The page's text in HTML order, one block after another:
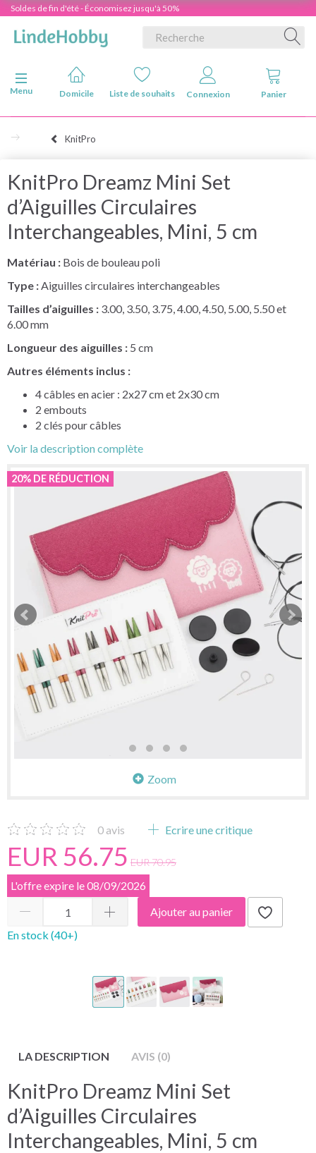
Soldes de fin d'été - Économisez jusqu'à 50%
Basculer la navigation
Menu
Domicile Liste de souhaits Connexion Panier
KnitPro
KnitPro Dreamz Mini Set
d’Aiguilles Circulaires
Interchangeables, Mini, 5 cm
Matériau : Bois de bouleau poli
Type : Aiguilles circulaires interchangeables
Tailles d’aiguilles : 3.00, 3.50, 3.75, 4.00, 4.50, 5.00, 5.50 et
6.00 mm
Longueur des aiguilles : 5 cm
Autres éléments inclus :
4 câbles en acier : 2x27 cm et 2x30 cm
2 embouts
2 clés pour câbles
Voir la description complète
20% DE RÉDUCTION
Zoom
0 avis Ecrire une critique
EUR 56.75 EUR 70.95
L'offre expire le 08/09/2026
Ajouter au panier
En stock (40+)
LA DESCRIPTION AVIS (0)
KnitPro Dreamz Mini Set
d’Aiguilles Circulaires
Interchangeables, Mini, 5 cm